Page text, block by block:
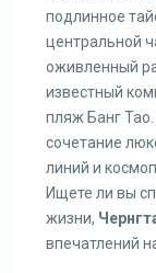
подлинное
центральной
оживленный
известный
пляж Банг
сочетание
линий и
Ищете ли вы
жизни,
впечатлений